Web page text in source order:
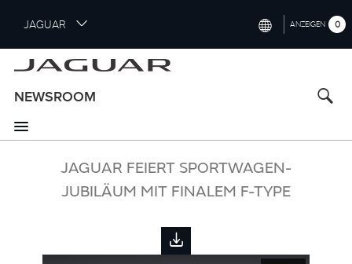
i
p
o
m
a
JAGUAR
UNITED KINGDOM (ENGLISH)
ANZEIGEN 0
NEWSROOM
JAGUAR FEIERT SPORTWAGEN-
JUBILÄUM MIT FINALEM F-TYPE